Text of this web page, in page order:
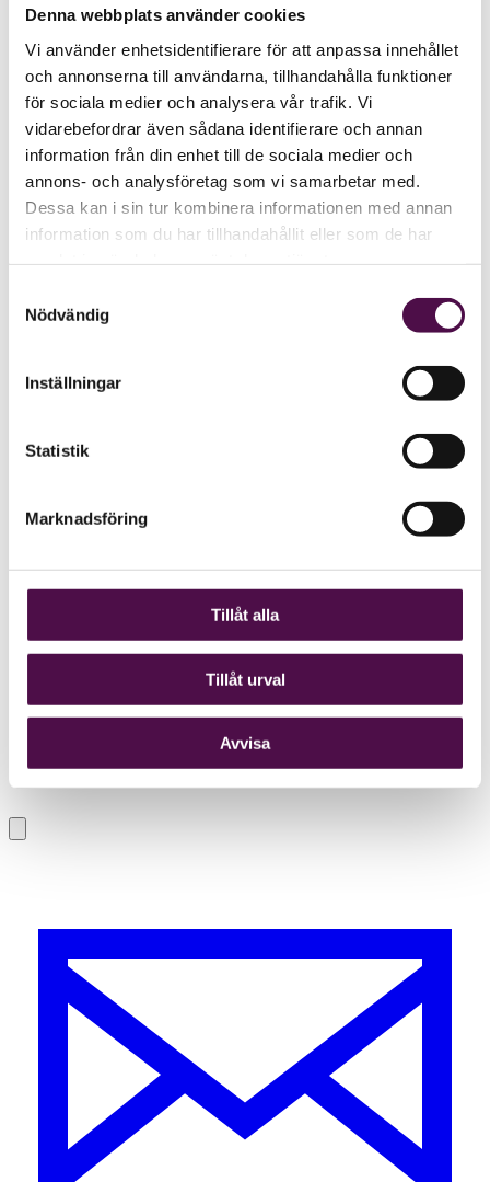
Denna webbplats använder cookies
Vi använder enhetsidentifierare för att anpassa innehållet
och annonserna till användarna, tillhandahålla funktioner
för sociala medier och analysera vår trafik. Vi
vidarebefordrar även sådana identifierare och annan
information från din enhet till de sociala medier och
annons- och analysföretag som vi samarbetar med.
Dessa kan i sin tur kombinera informationen med annan
information som du har tillhandahållit eller som de har
Nödvändig
Inställningar
Statistik
Marknadsföring
Tillåt alla
Tillåt urval
Avvisa